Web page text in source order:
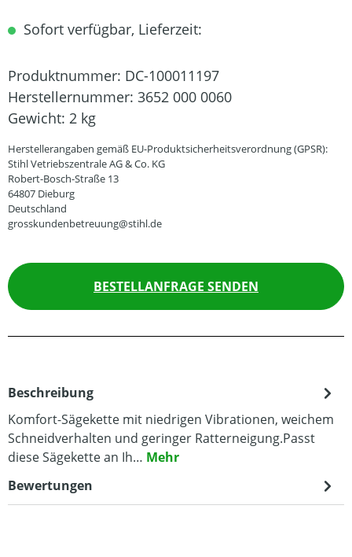
Sofort verfügbar, Lieferzeit:
Produktnummer: DC-100011197
Herstellernummer: 3652 000 0060
Gewicht: 2 kg
Herstellerangaben gemäß EU-Produktsicherheitsverordnung (GPSR):
Stihl Vetriebszentrale AG & Co. KG
Robert-Bosch-Straße 13
64807 Dieburg
Deutschland
grosskundenbetreuung@stihl.de
BESTELLANFRAGE SENDEN
Beschreibung
Komfort-Sägekette mit niedrigen Vibrationen, weichem
Schneidverhalten und geringer Ratterneigung.Passt
diese Sägekette an Ih… Mehr
Bewertungen